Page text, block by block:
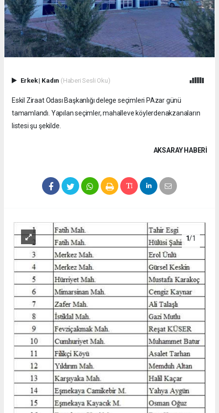
Erkek| Kadın (Haberi Sesli Oku)
Eskil Ziraat Odası Başkanlığı delege seçimleri PAzar günü
tamamlandı. Yapılan seçimler, mahalleve köylerdenakzanaların
listesi şu şekilde.
AKSARAY HABERİ
1/1